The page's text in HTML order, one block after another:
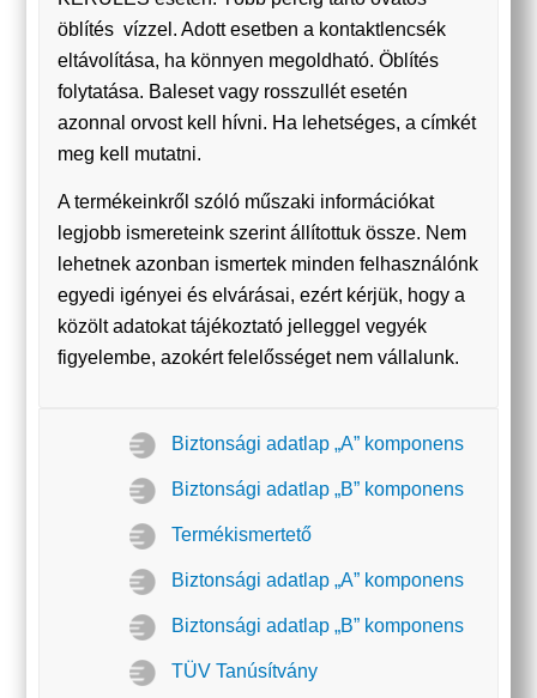
öblítés vízzel. Adott esetben a kontaktlencsék
eltávolítása, ha könnyen megoldható. Öblítés
folytatása. Baleset vagy rosszullét esetén
azonnal orvost kell hívni. Ha lehetséges, a címkét
meg kell mutatni.
A termékeinkről szóló műszaki információkat
legjobb ismereteink szerint állítottuk össze. Nem
lehetnek azonban ismertek minden felhasználónk
egyedi igényei és elvárásai, ezért kérjük, hogy a
közölt adatokat tájékoztató jelleggel vegyék
figyelembe, azokért felelősséget nem vállalunk.
Biztonsági adatlap „A” komponens
Biztonsági adatlap „B” komponens
Termékismertető
Biztonsági adatlap „A” komponens
Biztonsági adatlap „B” komponens
TÜV Tanúsítvány